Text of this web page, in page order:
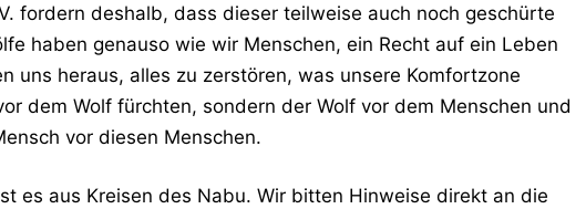
fordern deshalb, dass dieser teilweise auch noch geschürte
haben genauso wie wir Menschen, ein Recht auf ein Leben
uns heraus, alles zu zerstören, was unsere Komfortzone
dem Wolf fürchten, sondern der Wolf vor dem Menschen und
vor diesen Menschen.
es aus Kreisen des Nabu. Wir bitten Hinweise direkt an die